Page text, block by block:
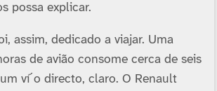
possa explicar.
assim, dedicado a viajar. Uma
de avião consome cerca de seis
ví´o directo, claro. O Renault